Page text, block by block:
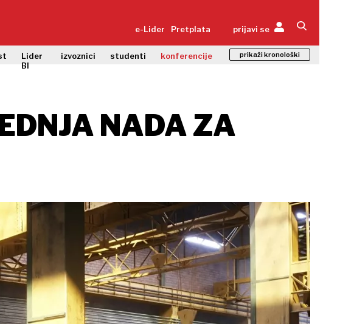
e-Lider Pretplata prijavi se
Lider
BI
izvoznici studenti konferencije prikaži kronološki
NADA ZA